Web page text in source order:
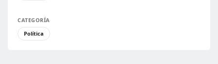
CATEGORÍA
Política